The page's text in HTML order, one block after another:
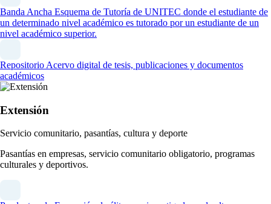
Banda Ancha Esquema de Tutoría de UNITEC donde el estudiante de
un determinado nivel académico es tutorado por un estudiante de un
nivel académico superior.
Repositorio Acervo digital de tesis, publicaciones y documentos
académicos
Extensión
Servicio comunitario, pasantías, cultura y deporte
Pasantías en empresas, servicio comunitario obligatorio, programas
culturales y deportivos.